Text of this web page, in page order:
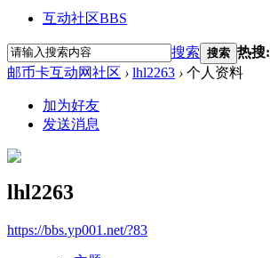
互动社区BBS
搜索 搜索 热搜:
邮币卡互动网社区 › lhl2263 › 个人资料
加为好友
发送消息
lhl2263
https://bbs.yp001.net/?83